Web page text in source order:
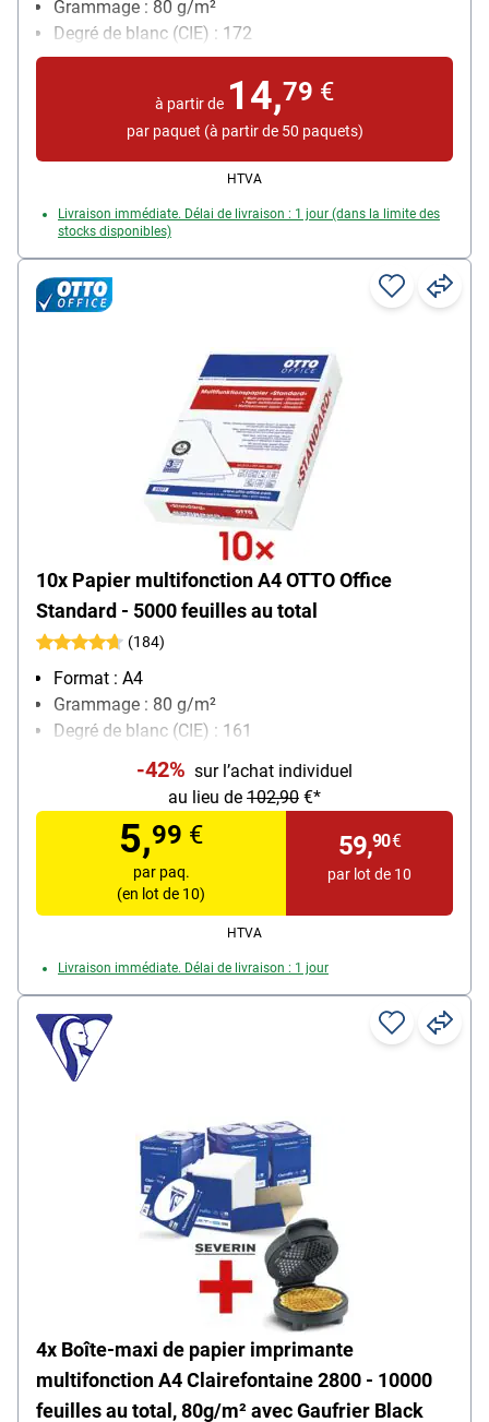
Grammage : 80 g/m²
Degré de blanc (CIE) : 172
Contenu par paquet : 500 feuille(s)
à partir de 14,79 €
par paquet (à partir de 50 paquets)
HTVA
Livraison immédiate. Délai de livraison : 1 jour (dans la limite des
stocks disponibles)
10x Papier multifonction A4 OTTO Office
Standard - 5000 feuilles au total
(184)
Format : A4
Grammage : 80 g/m²
Degré de blanc (CIE) : 161
Contenu par paquet : 500 feuille(s)
-42% sur l’achat individuel
au lieu de 102,90 €*
5,99 €
par paq.
(en lot de 10)
59,90€
par lot de 10
HTVA
Livraison immédiate. Délai de livraison : 1 jour
4x Boîte-maxi de papier imprimante
multifonction A4 Clairefontaine 2800 - 10000
feuilles au total, 80g/m² avec Gaufrier Black